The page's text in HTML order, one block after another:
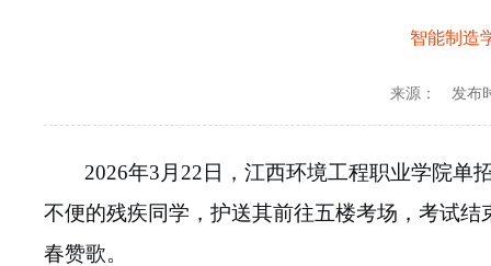
智能制造
来源： 发布
2026年3月22日，江西环境工程职业学院单
不便的残疾同学，护送其前往五楼考场，考试
春赞歌。